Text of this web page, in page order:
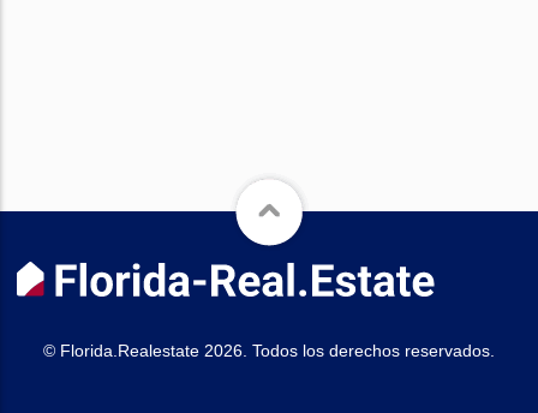
© Florida.Realestate 2026. Todos los derechos reservados.